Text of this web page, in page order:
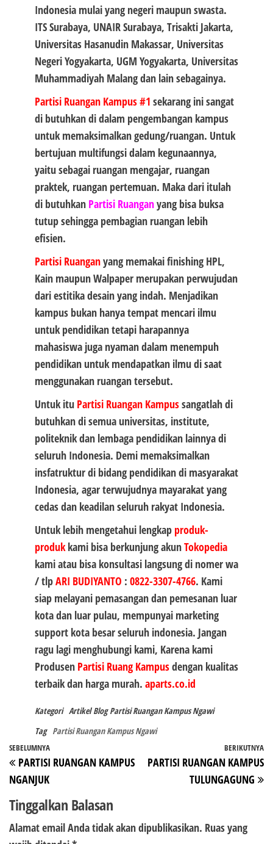
Indonesia mulai yang negeri maupun swasta.
ITS Surabaya, UNAIR Surabaya, Trisakti Jakarta,
Universitas Hasanudin Makassar, Universitas
Negeri Yogyakarta, UGM Yogyakarta, Universitas
Muhammadiyah Malang dan lain sebagainya.
Partisi Ruangan Kampus #1 sekarang ini sangat
di butuhkan di dalam pengembangan kampus
untuk memaksimalkan gedung/ruangan. Untuk
bertujuan multifungsi dalam kegunaannya,
yaitu sebagai ruangan mengajar, ruangan
praktek, ruangan pertemuan. Maka dari itulah
di butuhkan Partisi Ruanganyang bisa buksa
tutup sehingga pembagian ruangan lebih
efisien.
Partisi Ruanganyang memakai finishing HPL,
Kain maupun Walpaper merupakan perwujudan
dari estitika desain yang indah. Menjadikan
kampus bukan hanya tempat mencari ilmu
untuk pendidikan tetapi harapannya
mahasiswa juga nyaman dalam menempuh
pendidikan untuk mendapatkan ilmu di saat
menggunakan ruangan tersebut.
Untuk itu Partisi Ruangan Kampussangatlah di
butuhkan di semua universitas, institute,
politeknik dan lembaga pendidikan lainnya di
seluruh Indonesia. Demi memaksimalkan
insfatruktur di bidang pendidikan di masyarakat
Indonesia, agar terwujudnya mayarakat yang
cedas dan keadilan seluruh rakyat Indonesia.
Untuk lebih mengetahui lengkap produk-
produkkami bisa berkunjung akunTokopedia
kami atau bisa konsultasi langsung di nomer wa
/ tlpARI BUDIYANTO : 0822-3307-4766. Kami
siap melayani pemasangan dan pemesanan luar
kota dan luar pulau, mempunyai marketing
support kota besar seluruh indonesia. Jangan
ragu lagi menghubungi kami, Karena kami
Produsen Partisi Ruang Kampusdengan kualitas
terbaik dan harga murah. aparts.co.id
Kategori Artikel Blog Partisi Ruangan Kampus Ngawi
Tag Partisi Ruangan Kampus Ngawi
Navigasi
pos
Pos
Sebelumnya
SEBELUMNYA
PARTISI RUANGAN KAMPUS
NGANJUK
BERIKUTNYA
PARTISI RUANGAN KAMPUS
TULUNGAGUNG
Tinggalkan Balasan
Alamat email Anda tidak akan dipublikasikan. Ruas yang